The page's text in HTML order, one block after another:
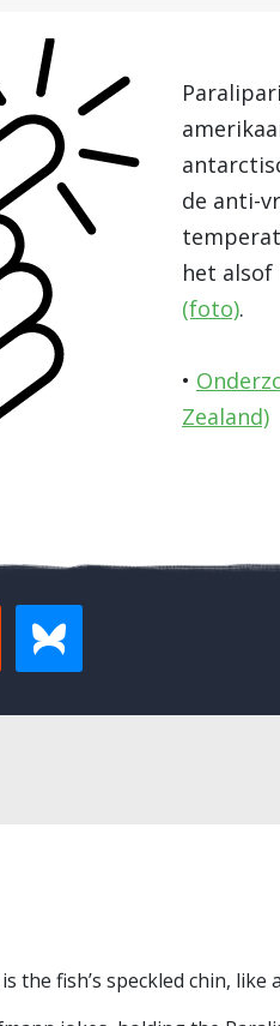
de anti-
het alsof
(foto).
•
Zealand)
the fish’s speckled chin, like